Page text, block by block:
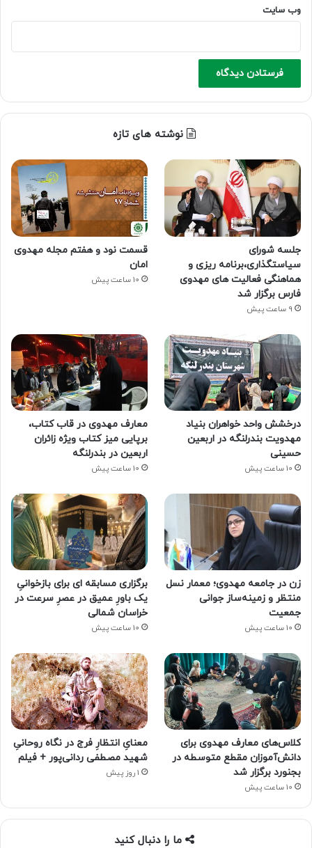
وب‌ سایت
نوشته های تازه
جلسه شورای
سیاستگذاری،برنامه ریزی و
هماهنگی فعالیت های مهدوی
فارس برگزار شد
9 ساعت پیش
قسمت نود و هفتم مجله مهدوی
امان
10 ساعت پیش
درخشش واحد خواهران بنیاد
مهدویت بندرلنگه در اربعین
حسینی
10 ساعت پیش
معارف مهدوی در قاب کتاب،
برپایی میز کتاب ویژه زائران
اربعین در بندرلنگه
10 ساعت پیش
زن در جامعه مهدوی؛ معمار نسل
منتظر و زمینه‌ساز جوانی
جمعیت
10 ساعت پیش
برگزاری مسابقه ای برای بازخوانیِ
یک باورِ عمیق در عصرِ سرعت در
خراسان شمالی
10 ساعت پیش
کلاس‌های معارف مهدوی برای
دانش‌آموزان مقطع متوسطه در
بجنورد برگزار شد
10 ساعت پیش
معنایِ انتظارِ فرج در نگاه روحانیِ
شهید مصطفی ردانی‌پور + فیلم
1 روز پیش
ما را دنبال کنید